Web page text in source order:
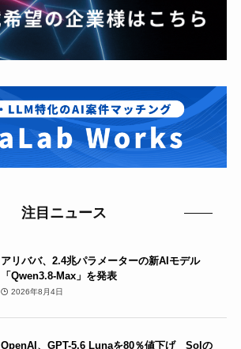
注目ニュース
アリババ、2.4兆パラメーターの新AIモデル
「Qwen3.8-Max」を発表
2026年8月4日
OpenAI、GPT-5.6 Lunaを80％値下げ Solの